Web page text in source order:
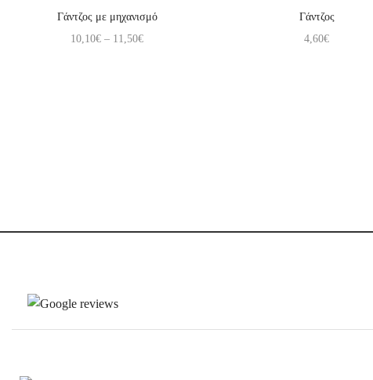
Γάντζος με μηχανισμό
10,10€ – 11,50€
Γάντζος
4,60€